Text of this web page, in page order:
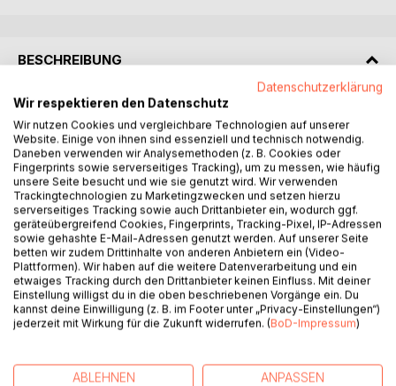
BESCHREIBUNG
Die Lehre davon, dass jeder Mensch ein Krafttier besitzt,
das einen unterstützt und begleitet und hilfreich durch die
Stürme des Lebens führt, ist eine weitverbreitete und
akzeptierte Tatsache - zumindest in einigen Kreisen.
Um was es sich allerdings bei den Krafttieren tatsächlich
handelt, wo sie ihren Ursprung haben, was sie bedeuten
und wie man ihnen begegnet, versuchen wir in diesem
Büchlein herauszufinden.
Dabei wird auch ein kurzer kritischer Blick auf den
Krafttierglauben der heutigen esoterischen Bewegung
geworfen, der sich von der Bedeutung der ursprünglichen
schamanischen Krafttiere unterscheidet.
Das Buch zeigt Hintergründe, gibt mythologische
seinem Krafttier begegnen kann.
Datenschutzerklärung
Wir respektieren den Datenschutz
Wir nutzen Cookies und vergleichbare Technologien auf unserer
Website. Einige von ihnen sind essenziell und technisch notwendig.
Daneben verwenden wir Analysemethoden (z. B. Cookies oder
Fingerprints sowie serverseitiges Tracking), um zu messen, wie häufig
unsere Seite besucht und wie sie genutzt wird. Wir verwenden
Trackingtechnologien zu Marketingzwecken und setzen hierzu
serverseitiges Tracking sowie auch Drittanbieter ein, wodurch ggf.
geräteübergreifend Cookies, Fingerprints, Tracking-Pixel, IP-Adressen
sowie gehashte E-Mail-Adressen genutzt werden. Auf unserer Seite
betten wir zudem Drittinhalte von anderen Anbietern ein (Video-
Plattformen). Wir haben auf die weitere Datenverarbeitung und ein
etwaiges Tracking durch den Drittanbieter keinen Einfluss. Mit deiner
Einstellung willigst du in die oben beschriebenen Vorgänge ein. Du
kannst deine Einwilligung (z. B. im Footer unter „Privacy-Einstellungen“)
jederzeit mit Wirkung für die Zukunft widerrufen. (BoD-Impressum)
ABLEHNEN ANPASSEN